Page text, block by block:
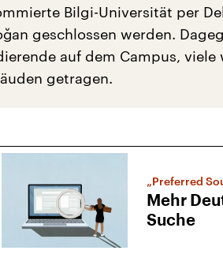
Bilgi-Universität per
geschlossen werden.
auf dem Campus,
getragen.
„Preferred
Mehr
Suche